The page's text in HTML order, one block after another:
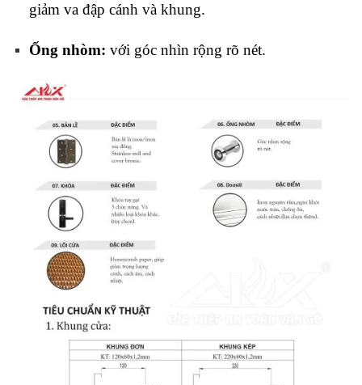
giảm va đập cánh và khung.
Ống nhòm: với góc nhìn rộng rõ nét.